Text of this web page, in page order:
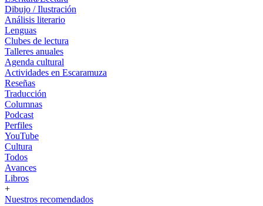
Dibujo / Ilustración
Análisis literario
Lenguas
Clubes de lectura
Talleres anuales
Agenda cultural
Actividades en Escaramuza
Reseñas
Traducción
Columnas
Podcast
Perfiles
YouTube
Cultura
Todos
Avances
Libros
+
Nuestros recomendados